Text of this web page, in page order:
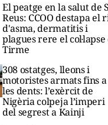
El peatge en la salut de
Reus: CCOO destapa el
d'asma, dermatitis i
plagues rere el col·lapse
Tirme
308 ostatges, lleons i
motoristes armats fins a
les dents: l’exèrcit de
Nigèria colpeja l’imperi
del segrest a Kainji